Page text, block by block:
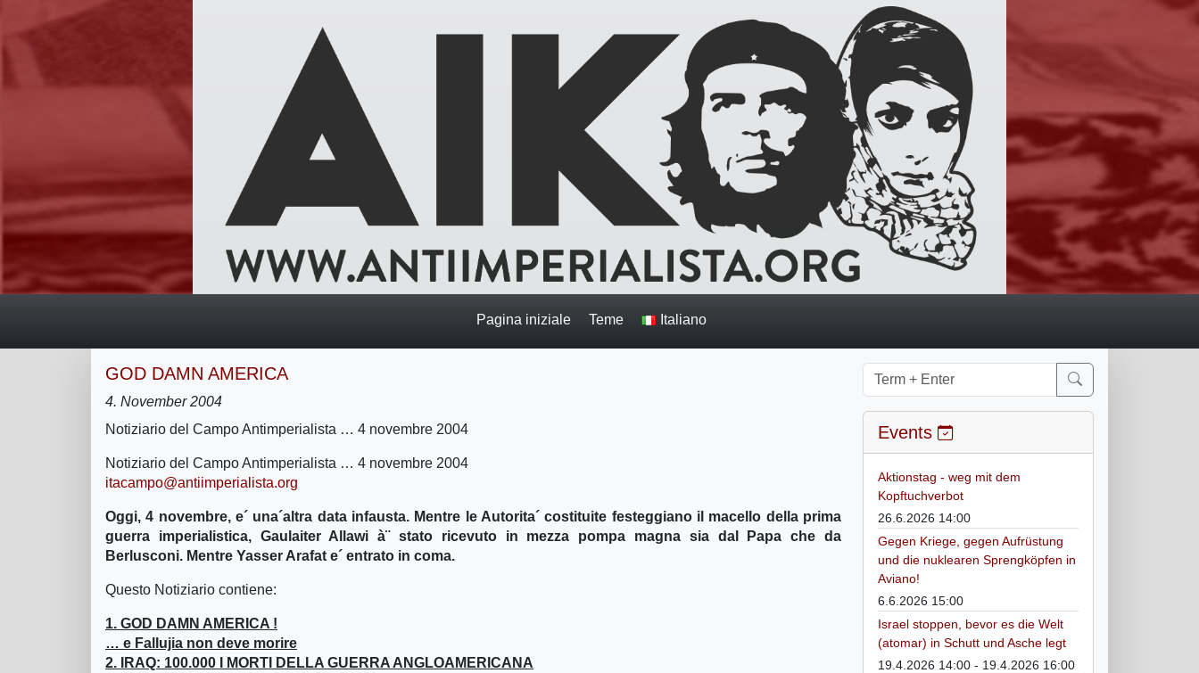
Pagina iniziale Teme Italiano
GOD DAMN AMERICA
4. November 2004
Notiziario del Campo Antimperialista … 4 novembre 2004
Notiziario del Campo Antimperialista … 4 novembre 2004
itacampo@antiimperialista.org
Oggi, 4 novembre, e´ una´altra data infausta. Mentre le Autorita´ costituite festeggiano il macello della prima
guerra imperialistica, Gaulaiter Allawi à¨ stato ricevuto in mezza pompa magna sia dal Papa che da
Berlusconi. Mentre Yasser Arafat e´ entrato in coma.
Questo Notiziario contiene:
1. GOD DAMN AMERICA !
… e Fallujia non deve morire
2. IRAQ: 100.000 I MORTI DELLA GUERRA ANGLOAMERICANA
Events
Aktionstag - weg mit dem
Kopftuchverbot
26.6.2026 14:00
Gegen Kriege, gegen Aufrüstung
und die nuklearen Sprengköpfen in
Aviano!
6.6.2026 15:00
Israel stoppen, bevor es die Welt
(atomar) in Schutt und Asche legt
19.4.2026 14:00 - 19.4.2026 16:00